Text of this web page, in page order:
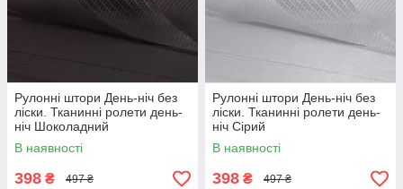
Рулонні штори День-ніч без
ліски. Тканинні ролети день-
ніч Шоколадний
В наявності
398 ₴ 497 ₴
Рулонні штори День-ніч без
ліски. Тканинні ролети день-
ніч Сірий
В наявності
398 ₴ 497 ₴